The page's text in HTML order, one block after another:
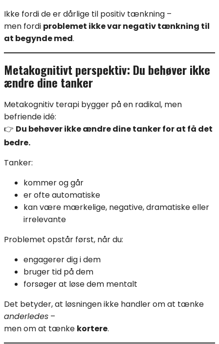
Ikke fordi de er dårlige til positiv tænkning –
men fordi problemet ikke var negativ tænkning til
at begynde med.
Metakognitivt perspektiv: Du behøver ikke
ændre dine tanker
Metakognitiv terapi bygger på en radikal, men
befriende idé:
👉 Du behøver ikke ændre dine tanker for at få det
bedre.
Tanker:
kommer og går
er ofte automatiske
kan være mærkelige, negative, dramatiske eller
irrelevante
Problemet opstår først, når du:
engagerer dig i dem
bruger tid på dem
forsøger at løse dem mentalt
Det betyder, at løsningen ikke handler om at tænke
anderledes –
men om at tænke kortere.